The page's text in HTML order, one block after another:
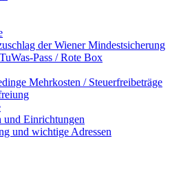
der Wiener Mindestsicherung
Pass / Rote Box
Mehrkosten / Steuerfreibeträge
und Einrichtungen
und wichtige Adressen